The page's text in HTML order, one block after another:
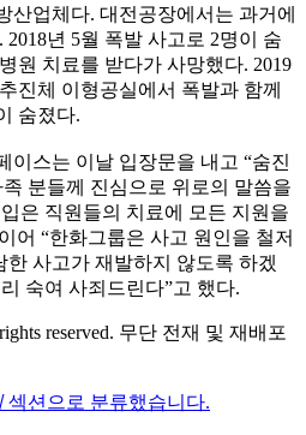
산업체다. 대전공장에서는 과거에
년 5월 폭발 사고로 2명이 숨
원 치료를 받다가 사망했다. 2019
진체 이형공실에서 폭발과 함께
숨졌다.
이스는 이날 입장문을 내고 “숨진
분들께 진심으로 위로의 말씀을
은 직원들의 치료에 모든 지원을
어 “한화그룹은 사고 원인을 철저
사고가 재발하지 않도록 하겠
숙여 사죄드린다”고 했다.
reserved. 무단 전재 및 재배포
섹션으로 분류했습니다.